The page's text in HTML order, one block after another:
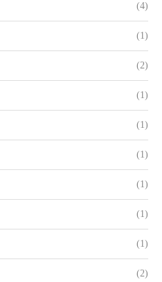
(4)
(1)
(2)
(1)
(1)
(1)
(1)
(1)
(1)
(2)